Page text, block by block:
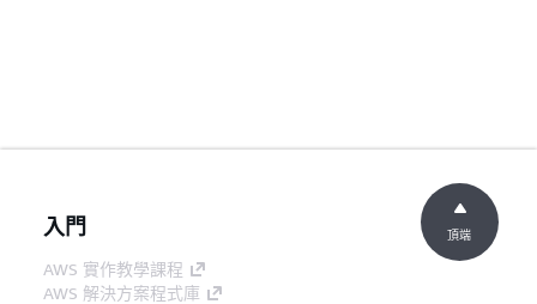
入門
AWS 實作教學課程
AWS 解決方案程式庫
頂端